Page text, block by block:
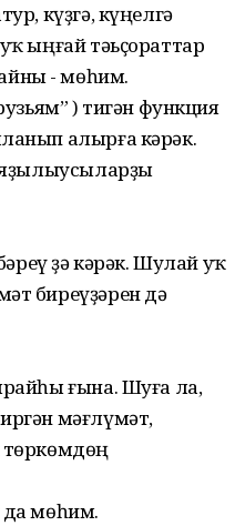
күҙгә, күңелгә
ыңғай тәьҫораттар
- мөһим.
) тигән функция
алырға кәрәк.
ҙә кәрәк. Шулай уҡ
биреүҙәрен дә
ғына. Шуға ла,
мәғлүмәт,
да мөһим.